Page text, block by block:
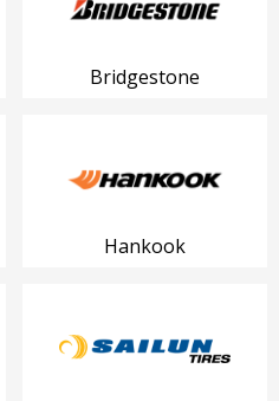
Bridgestone
Hankook